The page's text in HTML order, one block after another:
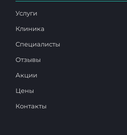
Услуги
Клиника
Специалисты
Отзывы
Акции
Цены
Контакты